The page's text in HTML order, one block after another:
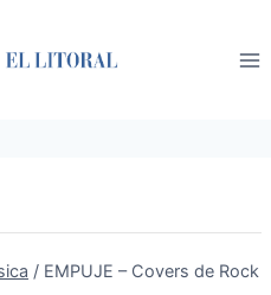
/ EMPUJE – Covers de Rock